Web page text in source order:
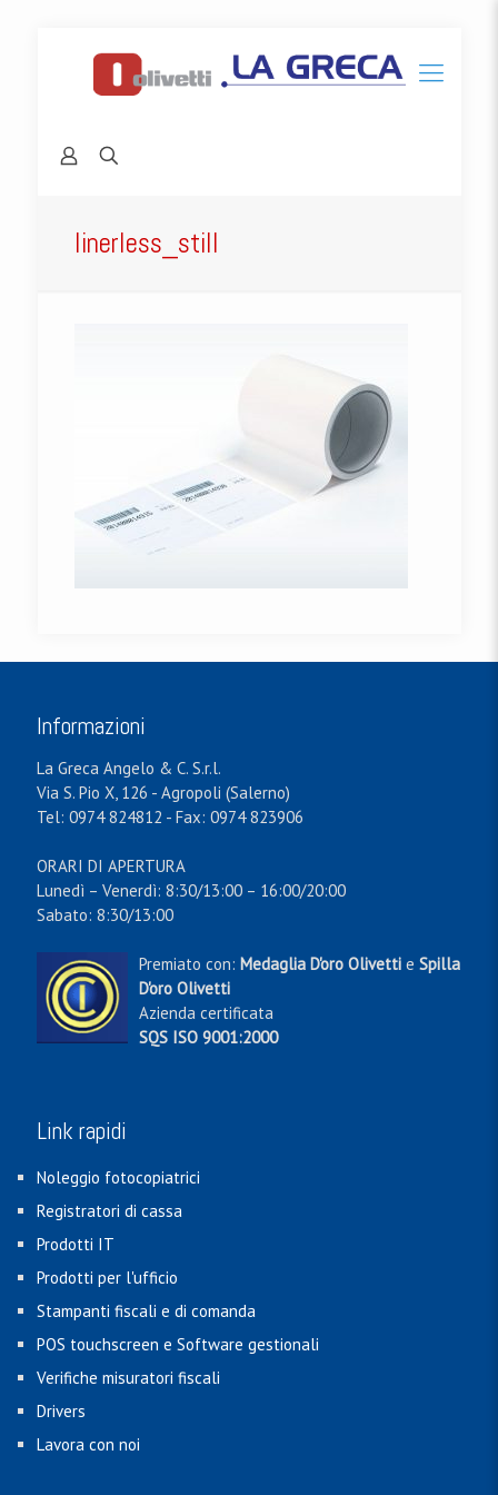
linerless_still
Informazioni
La Greca Angelo & C. S.r.l.
Via S. Pio X, 126 - Agropoli (Salerno)
Tel: 0974 824812 - Fax: 0974 823906
ORARI DI APERTURA
Lunedì – Venerdì: 8:30/13:00 – 16:00/20:00
Sabato: 8:30/13:00
Premiato con: Medaglia D'oro Olivetti e Spilla
D'oro Olivetti
Azienda certificata
SQS ISO 9001:2000
Link rapidi
Noleggio fotocopiatrici
Registratori di cassa
Prodotti IT
Prodotti per l'ufficio
Stampanti fiscali e di comanda
POS touchscreen e Software gestionali
Verifiche misuratori fiscali
Drivers
Lavora con noi